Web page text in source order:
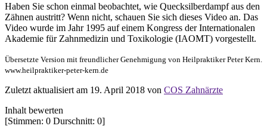
Haben Sie schon einmal beobachtet, wie Quecksilberdampf aus den
Zähnen austritt? Wenn nicht, schauen Sie sich dieses Video an. Das
Video wurde im Jahr 1995 auf einem Kongress der Internationalen
Akademie für Zahnmedizin und Toxikologie (IAOMT) vorgestellt.
Übersetzte Version mit freundlicher Genehmigung von Heilpraktiker Peter Kern.
www.heilpraktiker-peter-kern.de
Zuletzt aktualisiert am 19. April 2018 von COS Zahnärzte
Inhalt bewerten
[Stimmen: 0 Durschnitt: 0]